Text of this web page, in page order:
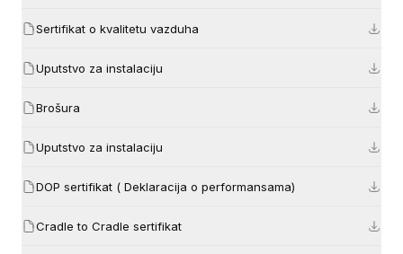
Sertifikat o kvalitetu vazduha
Uputstvo za instalaciju
Brošura
Uputstvo za instalaciju
DOP sertifikat ( Deklaracija o performansama)
Cradle to Cradle sertifikat